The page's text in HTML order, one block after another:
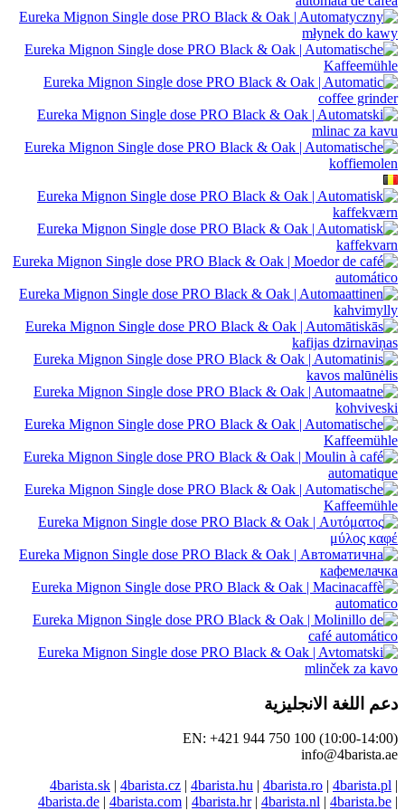
EN: +421 944 750
4barista.sk|4barista.cz|4barista.hu|
4barista.de |4barista.com|4barista.hr|